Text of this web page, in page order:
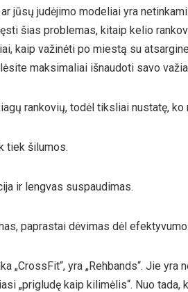
jūsų judėjimo modeliai yra
šias problemas, kitaip kelio
kaip važinėti po miestą su
maksimaliai išnaudoti savo
rankovių, todėl tiksliai nustatę,
tiek šilumos.
ir lengvas suspaudimas.
paprastai dėvimas dėl
„CrossFit“, yra „Rehbands“. Jie
„prigludę kaip kilimėlis“. Nuo